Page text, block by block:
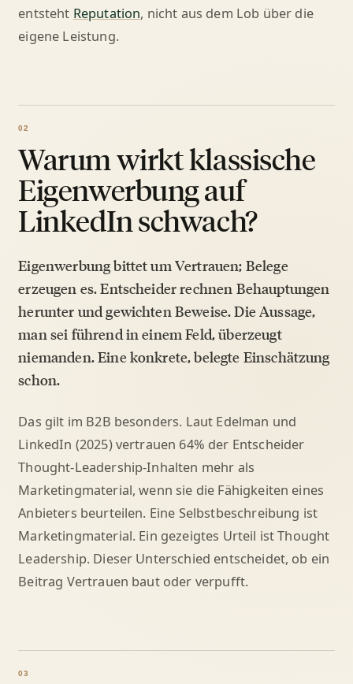
entsteht Reputation, nicht aus dem Lob über die
eigene Leistung.
Warum wirkt klassische
Eigenwerbung auf
LinkedIn schwach?
Eigenwerbung bittet um Vertrauen; Belege
erzeugen es. Entscheider rechnen Behauptungen
herunter und gewichten Beweise. Die Aussage,
man sei führend in einem Feld, überzeugt
niemanden. Eine konkrete, belegte Einschätzung
schon.
Das gilt im B2B besonders. Laut Edelman und
LinkedIn (2025) vertrauen 64% der Entscheider
Thought-Leadership-Inhalten mehr als
Marketingmaterial, wenn sie die Fähigkeiten eines
Anbieters beurteilen. Eine Selbstbeschreibung ist
Marketingmaterial. Ein gezeigtes Urteil ist Thought
Leadership. Dieser Unterschied entscheidet, ob ein
Beitrag Vertrauen baut oder verpufft.